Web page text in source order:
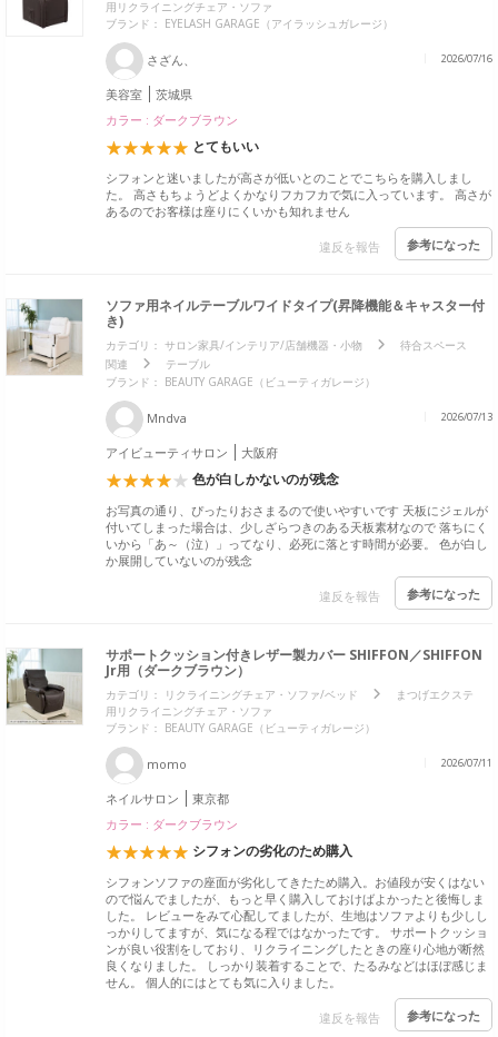
用リクライニングチェア・ソファ
ブランド： EYELASH GARAGE（アイラッシュガレージ）
さざん、 2026/07/16
美容室
茨城県
カラー : ダークブラウン
とてもいい
シフォンと迷いましたが高さが低いとのことでこちらを購入しまし
た。 高さもちょうどよくかなりフカフカで気に入っています。 高さが
あるのでお客様は座りにくいかも知れません
違反を報告 参考になった
ソファ用ネイルテーブルワイドタイプ(昇降機能＆キャスター付
き)
カテゴリ： サロン家具/インテリア/店舗機器・小物
待合スペース
関連
テーブル
ブランド： BEAUTY GARAGE（ビューティガレージ）
Mndva 2026/07/13
アイビューティサロン 大阪府
色が白しかないのが残念
お写真の通り、ぴったりおさまるので使いやすいです 天板にジェルが
付いてしまった場合は、少しざらつきのある天板素材なので 落ちにく
いから「あ～（泣）」ってなり、必死に落とす時間が必要。 色が白し
か展開していないのが残念
違反を報告 参考になった
サポートクッション付きレザー製カバー SHIFFON／SHIFFON
Jr用（ダークブラウン）
カテゴリ： リクライニングチェア・ソファ/ベッド
まつげエクステ
用リクライニングチェア・ソファ
ブランド： BEAUTY GARAGE（ビューティガレージ）
momo 2026/07/11
ネイルサロン
東京都
カラー : ダークブラウン
シフォンの劣化のため購入
シフォンソファの座面が劣化してきたため購入。お値段が安くはない
ので悩んでましたが、もっと早く購入しておけばよかったと後悔しま
した。 レビューをみて心配してましたが、生地はソファよりも少しし
っかりしてますが、気になる程ではなかったです。 サポートクッショ
ンが良い役割をしており、リクライニングしたときの座り心地が断然
良くなりました。 しっかり装着することで、たるみなどはほぼ感じま
せん。 個人的にはとても気に入りました。
違反を報告 参考になった